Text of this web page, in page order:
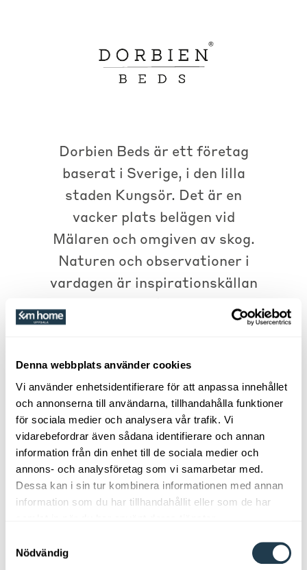
Denna webbplats använder cookies
Vi använder enhetsidentifierare för att anpassa innehållet
och annonserna till användarna, tillhandahålla funktioner
för sociala medier och analysera vår trafik. Vi
vidarebefordrar även sådana identifierare och annan
information från din enhet till de sociala medier och
annons- och analysföretag som vi samarbetar med.
Dessa kan i sin tur kombinera informationen med annan
information som du har tillhandahållit eller som de har
Nödvändig
Dorbien Beds är ett företag
baserat i Sverige, i den lilla
staden Kungsör. Det är en
vacker plats belägen vid
Mälaren och omgiven av skog.
Naturen och observationer i
vardagen är inspirationskällan
när vi skapar våra produkter.
Deras två grundläggande
respekt. Dorbien är inte bara
ett företag; De är ett team av
erfarna proffs från
sängbranschen och de har ett
särskilt öga för sport. Nu
kanske du undrar vad det har
med sängar att göra? En del av